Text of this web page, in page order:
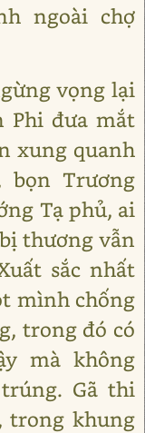
ngoài chợ
vọng lại
Phi đưa mắt
xung quanh
bọn Trương
Tạ phủ, ai
thương vẫn
sắc nhất
mình chống
trong đó có
mà không
Gã thi
trong khung